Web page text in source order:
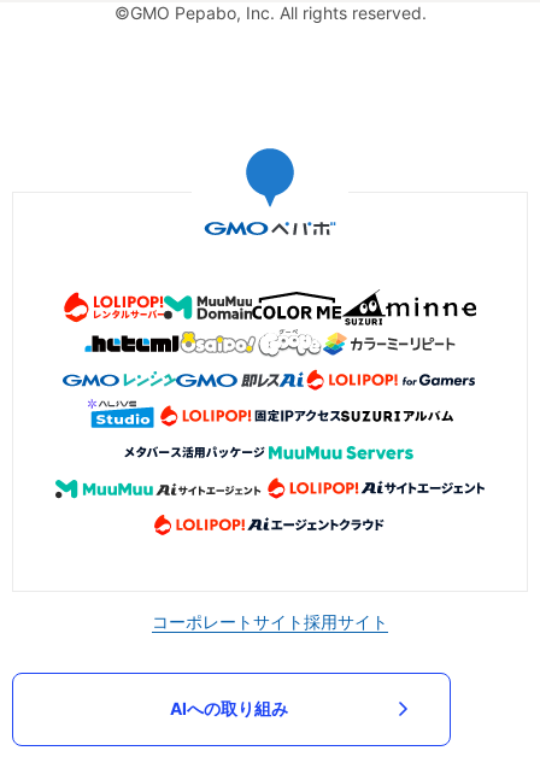
©GMO Pepabo, Inc. All rights reserved.
コーポレートサイト採用サイト
AIへの取り組み